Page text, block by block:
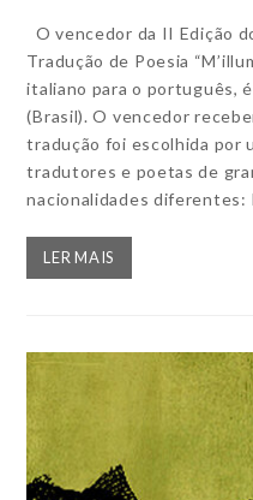
O vencedor da II Edição
Tradução de Poesia
italiano para o português,
(Brasil). O vencedor
tradução foi escolhida por
tradutores e poetas de
nacionalidades
LER MAIS